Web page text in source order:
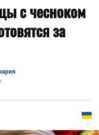
с чесноком
за